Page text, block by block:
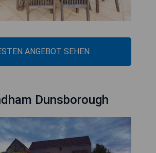
ANGEBOT SEHEN
Dunsborough